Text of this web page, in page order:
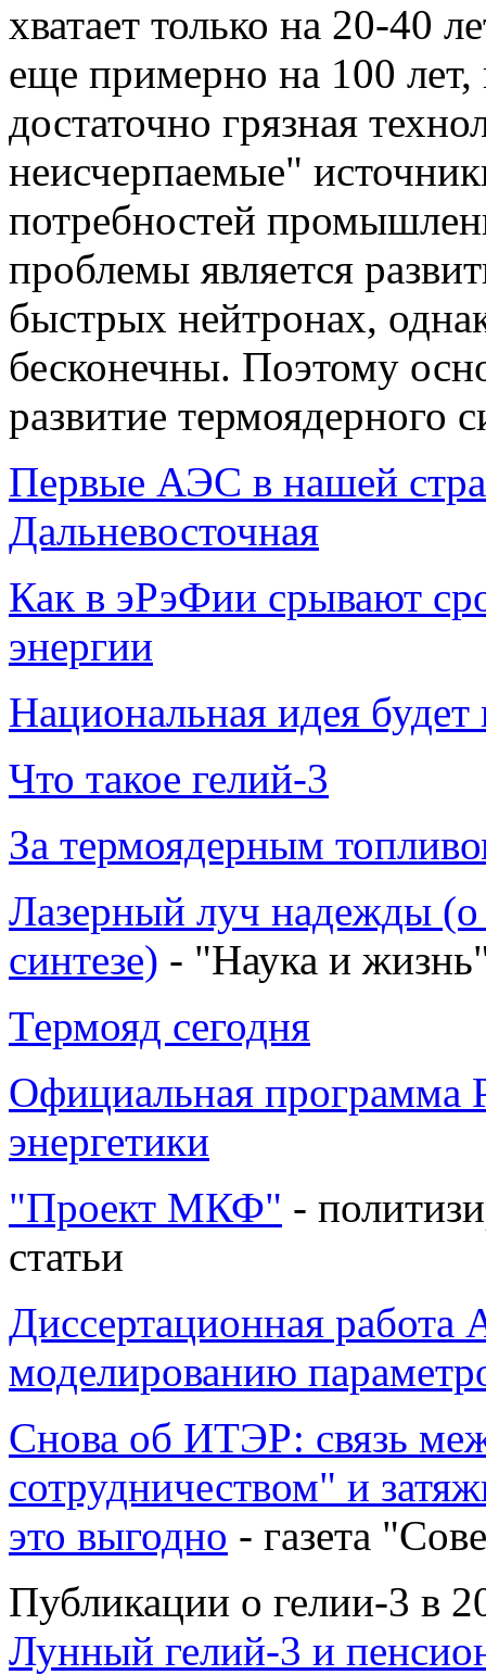
хватает только на 20-40
еще примерно на 100 лет,
достаточно грязная
неисчерпаемые"
потребностей
проблемы является
быстрых нейтронах,
бесконечны. Поэтому
развитие термоядерного
Первые АЭС в нашей
Дальневосточная
Как в эРэФии срывают
энергии
Национальная идея будет
Что такое гелий-3
За термоядерным
Лазерный луч надежды
синтезе) - "Наука и
Термояд сегодня
Официальная программа
энергетики
"Проект МКФ" -
статьи
Диссертационная работа
моделированию
Снова об ИТЭР: связь
сотрудничеством" и
это выгодно - газета
Публикации о гелии-3 в
Лунный гелий-3 и